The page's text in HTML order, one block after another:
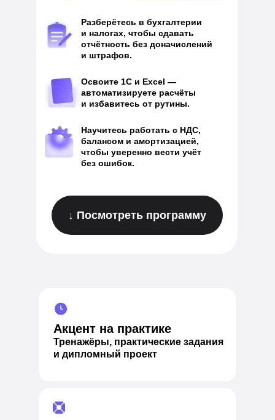
Научитесь работать с НДС ,
балансом и амортизацией,
чтобы уверенно вести учёт
без ошибок.
Освоите 1С и Excel —
автоматизируете расчёты
и избавитесь от рутины.
Разберётесь в бухгалтерии
и налогах, чтобы сдавать
отчётность без доначис лений
и штрафов.
↓ Посмотреть программу
Акцент на практике
Тренажёры, практические задания
и дипломный проект